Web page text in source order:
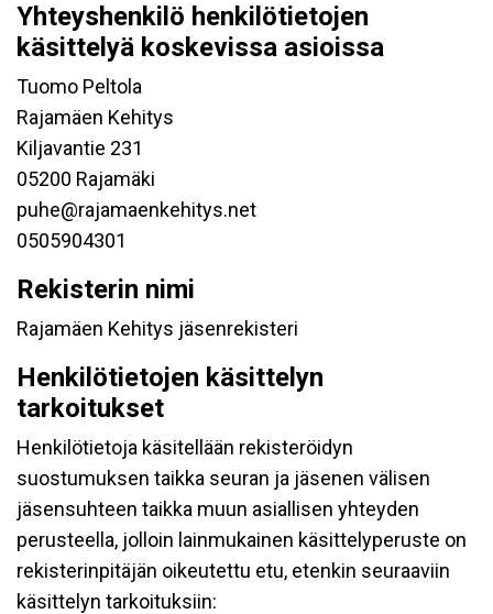
Yhteyshenkilö henkilötietojen
käsittelyä koskevissa asioissa
Tuomo Peltola
Rajamäen Kehitys
Kiljavantie 231
05200 Rajamäki
puhe@rajamaenkehitys.net
0505904301
Rekisterin nimi
Rajamäen Kehitys jäsenrekisteri
Henkilötietojen käsittelyn
tarkoitukset
Henkilötietoja käsitellään rekisteröidyn
suostumuksen taikka seuran ja jäsenen välisen
jäsensuhteen taikka muun asiallisen yhteyden
perusteella, jolloin lainmukainen käsittelyperuste on
rekisterinpitäjän oikeutettu etu, etenkin seuraaviin
käsittelyn tarkoituksiin: